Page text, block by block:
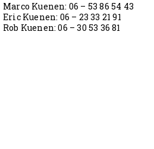
Marco Kuenen: 06 – 53 86 54 43
Eric Kuenen: 06 – 23 33 21 91
Rob Kuenen: 06 – 30 53 36 81